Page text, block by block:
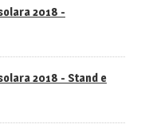
2018 -
2018 - Stand e